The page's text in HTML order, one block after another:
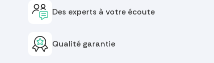
Des experts à votre écoute
Qualité garantie